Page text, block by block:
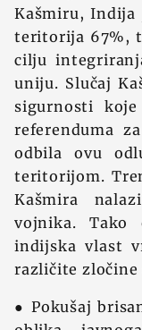
Kašmiru, Indija
teritorija 67%,
cilju
uniju. Slučaj
sigurnosti
referenduma
odbila ovu
teritorijom.
Kašmira
vojnika. Tako
indijska vlast
različite
● Pokušaj